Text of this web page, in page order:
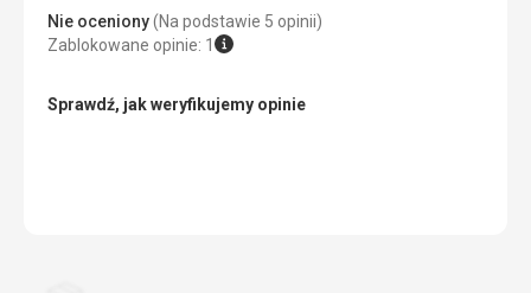
Nie oceniony(Na podstawie 5 opinii)
Zablokowane opinie: 1
Sprawdź, jak weryfikujemy opinie